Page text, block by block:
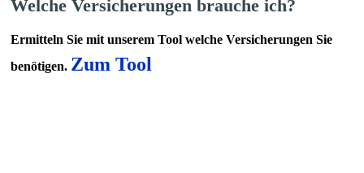
Welche Versicherungen brauche ich?
Ermitteln Sie mit unserem Tool welche Versicherungen Sie
benötigen. Zum Tool